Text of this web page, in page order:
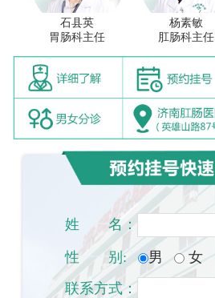
石县英
胃肠科主任
杨素敏
肛肠科主任
姓 一一 名：
性 一一 别: 男
女
联系方式：